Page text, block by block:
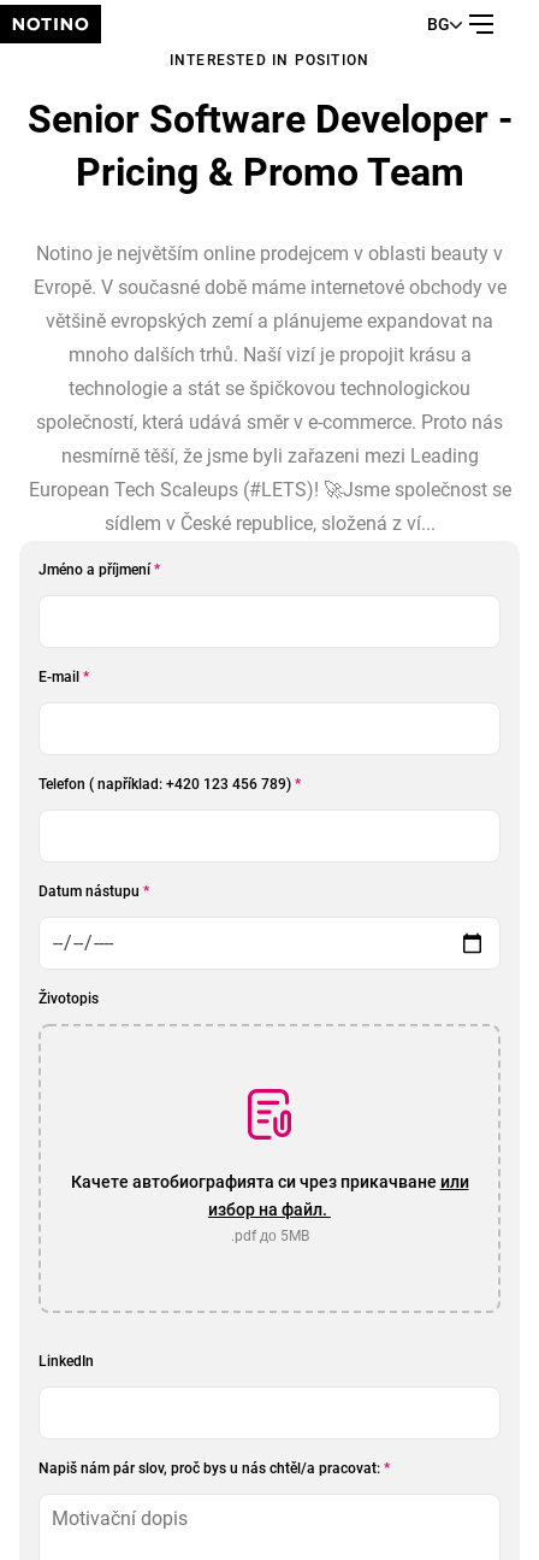
BG
INTERESTED IN POSITION
Senior Software Developer -
Pricing & Promo Team
Notino je největším online prodejcem v oblasti beauty v
Evropě. V současné době máme internetové obchody ve
většině evropských zemí a plánujeme expandovat na
mnoho dalších trhů. Naší vizí je propojit krásu a
technologie a stát se špičkovou technologickou
společností, která udává směr v e-commerce. Proto nás
nesmírně těší, že jsme byli zařazeni mezi Leading
European Tech Scaleups (#LETS)! 🚀Jsme společnost se
sídlem v České republice, složená z ví...
Jméno a příjmení *
E-mail *
Telefon ( například: +420 123 456 789) *
Datum nástupu *
Životopis
Качете автобиографията си чрез прикачване или
избор на файл.
.pdf до 5MB
LinkedIn
Napiš nám pár slov, proč bys u nás chtěl/a pracovat: *